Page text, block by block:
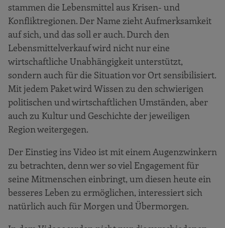
stammen die Lebensmittel aus Krisen- und
Konfliktregionen. Der Name zieht Aufmerksamkeit
auf sich, und das soll er auch. Durch den
Lebensmittelverkauf wird nicht nur eine
wirtschaftliche Unabhängigkeit unterstützt,
sondern auch für die Situation vor Ort sensibilisiert.
Mit jedem Paket wird Wissen zu den schwierigen
politischen und wirtschaftlichen Umständen, aber
auch zu Kultur und Geschichte der jeweiligen
Region weitergegen.
Der Einstieg ins Video ist mit einem Augenzwinkern
zu betrachten, denn wer so viel Engagement für
seine Mitmenschen einbringt, um diesen heute ein
besseres Leben zu ermöglichen, interessiert sich
natürlich auch für Morgen und Übermorgen.